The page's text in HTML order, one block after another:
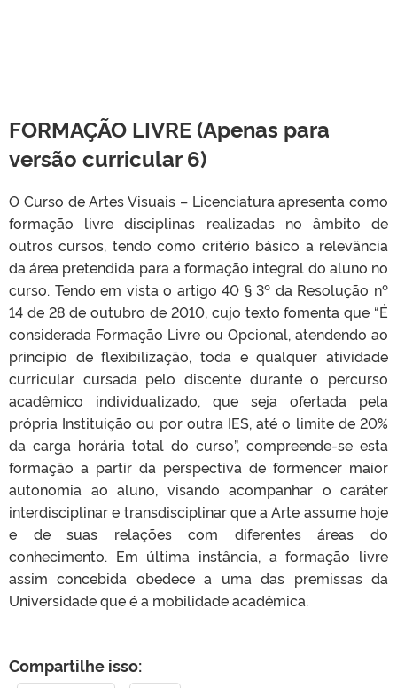
FORMAÇÃO LIVRE (Apenas para
versão curricular 6)
O Curso de Artes Visuais – Licenciatura apresenta como
formação livre disciplinas realizadas no âmbito de
outros cursos, tendo como critério básico a relevância
da área pretendida para a formação integral do aluno no
curso. Tendo em vista o artigo 40 § 3º da Resolução nº
14 de 28 de outubro de 2010, cujo texto fomenta que “É
considerada Formação Livre ou Opcional, atendendo ao
princípio de flexibilização, toda e qualquer atividade
curricular cursada pelo discente durante o percurso
acadêmico individualizado, que seja ofertada pela
própria Instituição ou por outra IES, até o limite de 20%
da carga horária total do curso”, compreende-se esta
formação a partir da perspectiva de formencer maior
autonomia ao aluno, visando acompanhar o caráter
interdisciplinar e transdisciplinar que a Arte assume hoje
e de suas relações com diferentes áreas do
conhecimento. Em última instância, a formação livre
assim concebida obedece a uma das premissas da
Universidade que é a mobilidade acadêmica.
Compartilhe isso: